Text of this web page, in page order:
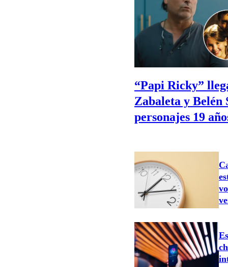
“Papi Ricky”
Zabaleta y Belén
personajes 19